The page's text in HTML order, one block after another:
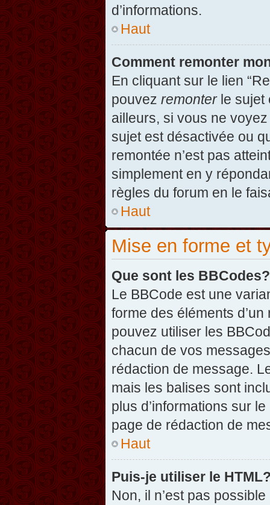
d’informations.
Haut
Comment remonter
En cliquant sur le lien
pouvez remonterle sujet
ailleurs, si vous ne
sujet est désactivée ou
remontée n’est pas
simplement en y
règles du forum en le
Haut
Mise en forme et
Que sont les BBCodes?
Le BBCode est une
forme des éléments
pouvez utiliser les
chacun de vos
rédaction de message.
mais les balises sont
plus d’informations sur
page de rédaction de
Haut
Puis-je utiliser le
Non, il n’est pas